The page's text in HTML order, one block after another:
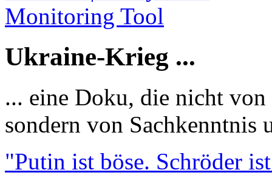
Ukraine-Krieg ...
... eine Doku, die nicht
sondern von Sachkenntnis
"Putin ist böse. Schröder